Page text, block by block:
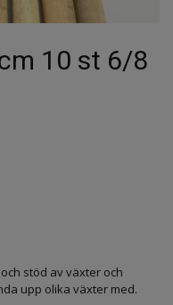
10 st 6/8
stöd av växter och
upp olika växter med.